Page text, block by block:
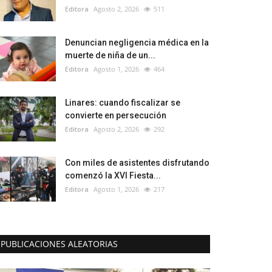
Editora Agosto 2, 2026 511
Denuncian negligencia médica en la
muerte de niña de un...
Editora Agosto 1, 2026 464
Linares: cuando fiscalizar se
convierte en persecución
Editora Agosto 2, 2026 292
Con miles de asistentes disfrutando
comenzó la XVI Fiesta...
Editora Agosto 1, 2026 217
PUBLICACIONES ALEATORIAS